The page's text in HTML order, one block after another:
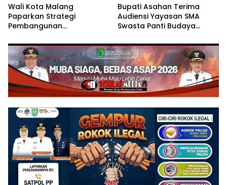
Wali Kota Malang
Paparkan Strategi
Pembangunan
Nasional CNN Indonesia
Bupati Asahan Terima
Audiensi Yayasan SMA
Swasta Panti Budaya
Grace Natalie Sagala